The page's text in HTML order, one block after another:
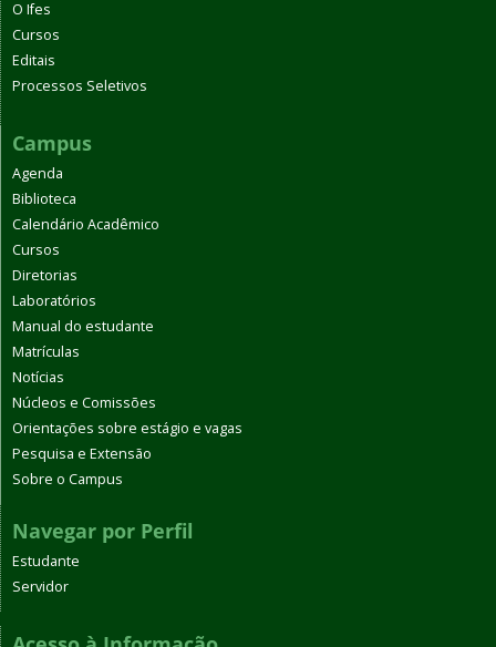
O Ifes
Cursos
Editais
Processos Seletivos
Campus
Agenda
Biblioteca
Calendário Acadêmico
Cursos
Diretorias
Laboratórios
Manual do estudante
Matrículas
Notícias
Núcleos e Comissões
Orientações sobre estágio e vagas
Pesquisa e Extensão
Sobre o Campus
Navegar por Perfil
Estudante
Servidor